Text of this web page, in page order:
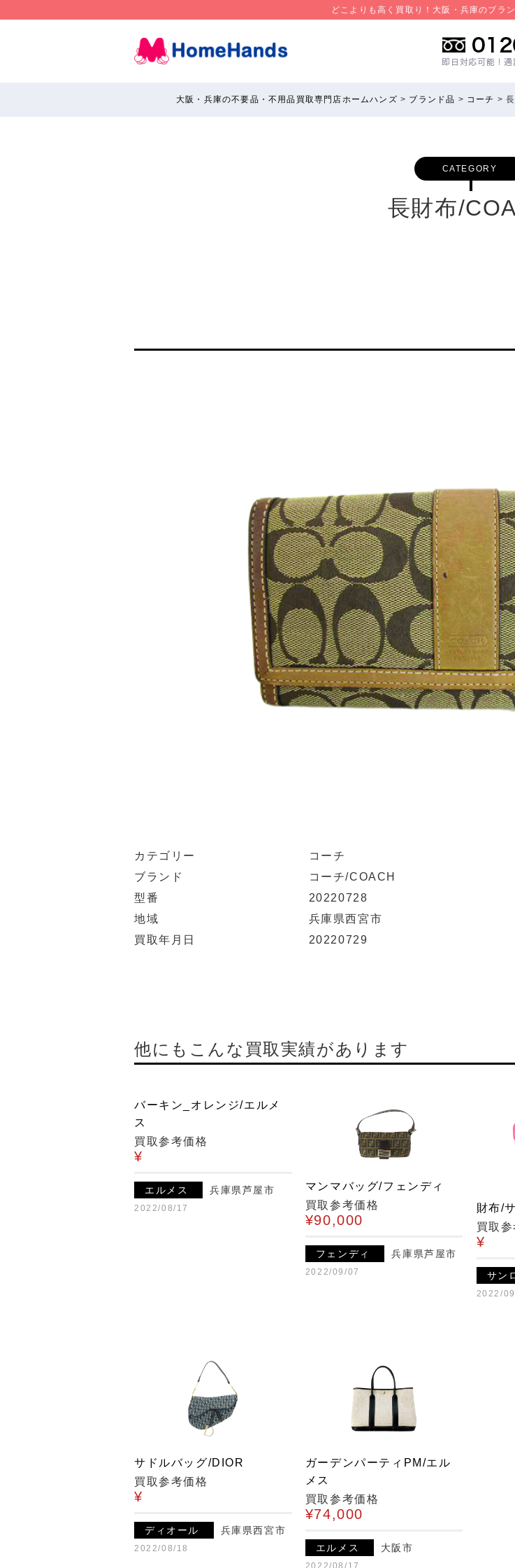
どこよりも高く買取り！大阪・兵庫のブラ
大阪・兵庫の不要品・不用品買取専門店ホームハンズ > ブランド品 > コーチ >
CATEGORY
長財布/
カテゴリー
コーチ
ブランド
コーチ/COACH
型番
20220728
地域
兵庫県西宮市
買取年月日
20220729
他にもこんな買取実績があります
バーキン_オレンジ/エルメ
ス
買取参考価格
¥
エルメス 兵庫県芦屋市
2022/08/17
マンマバッグ/フェンディ
買取参考価格
¥90,000
フェンディ 兵庫県芦屋市
2022/09/07
財布/
買取
¥
サン
2022/
サドルバッグ/DIOR
買取参考価格
¥
ディオール 兵庫県西宮市
2022/08/18
ガーデンパーティPM/エル
メス
買取参考価格
¥74,000
エルメス 大阪市
2022/08/17